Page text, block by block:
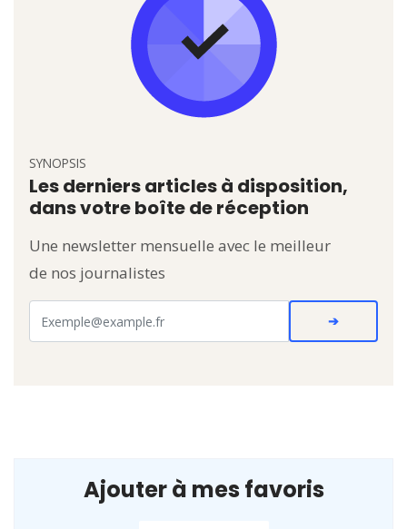
Ajouter à mes favoris
SYNOPSIS
Les derniers articles à disposition,
dans votre boîte de réception
Une newsletter mensuelle avec le meilleur
de nos journalistes